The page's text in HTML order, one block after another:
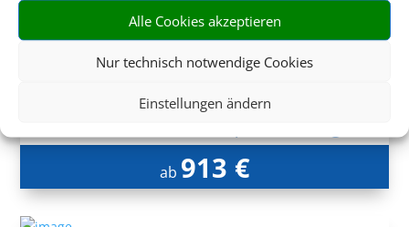
Alle Cookies akzeptieren
Nur technisch notwendige Cookies
Einstellungen ändern
Iberostar Selection Andalucia Playa
Chiclana de la Frontera, Spanisches Inland
ab 913 €